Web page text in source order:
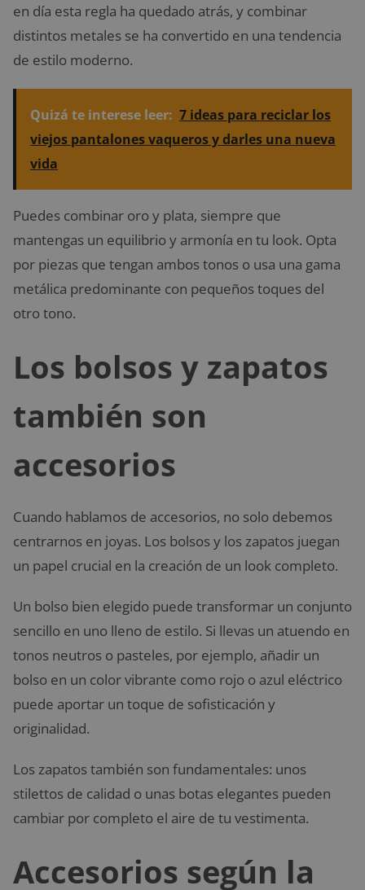
en día esta regla ha quedado atrás, y combinar
distintos metales se ha convertido en una tendencia
de estilo moderno.
Quizá te interese leer: 7 ideas para reciclar los
viejos pantalones vaqueros y darles una nueva
vida
Puedes combinar oro y plata, siempre que
mantengas un equilibrio y armonía en tu look. Opta
por piezas que tengan ambos tonos o usa una gama
metálica predominante con pequeños toques del
otro tono.
Los bolsos y zapatos
también son
accesorios
Cuando hablamos de accesorios, no solo debemos
centrarnos en joyas. Los bolsos y los zapatos juegan
un papel crucial en la creación de un look completo.
Un bolso bien elegido puede transformar un conjunto
sencillo en uno lleno de estilo. Si llevas un atuendo en
tonos neutros o pasteles, por ejemplo, añadir un
bolso en un color vibrante como rojo o azul eléctrico
puede aportar un toque de sofisticación y
originalidad.
Los zapatos también son fundamentales: unos
stilettos de calidad o unas botas elegantes pueden
cambiar por completo el aire de tu vestimenta.
Accesorios según la